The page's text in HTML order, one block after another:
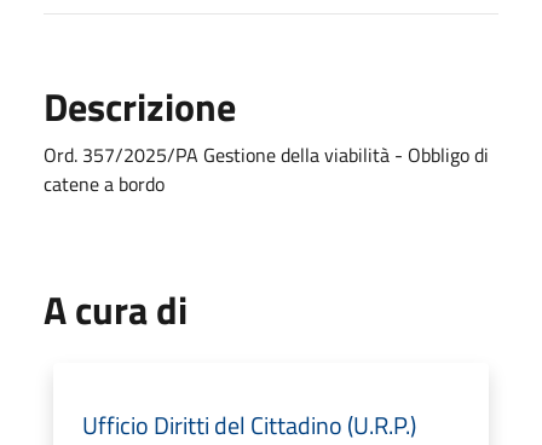
Descrizione
Ord. 357/2025/PA Gestione della viabilità - Obbligo di
catene a bordo
A cura di
Ufficio Diritti del Cittadino (U.R.P.)